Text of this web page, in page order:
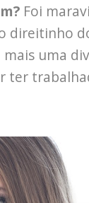
Foi
direitinho
uma
ter